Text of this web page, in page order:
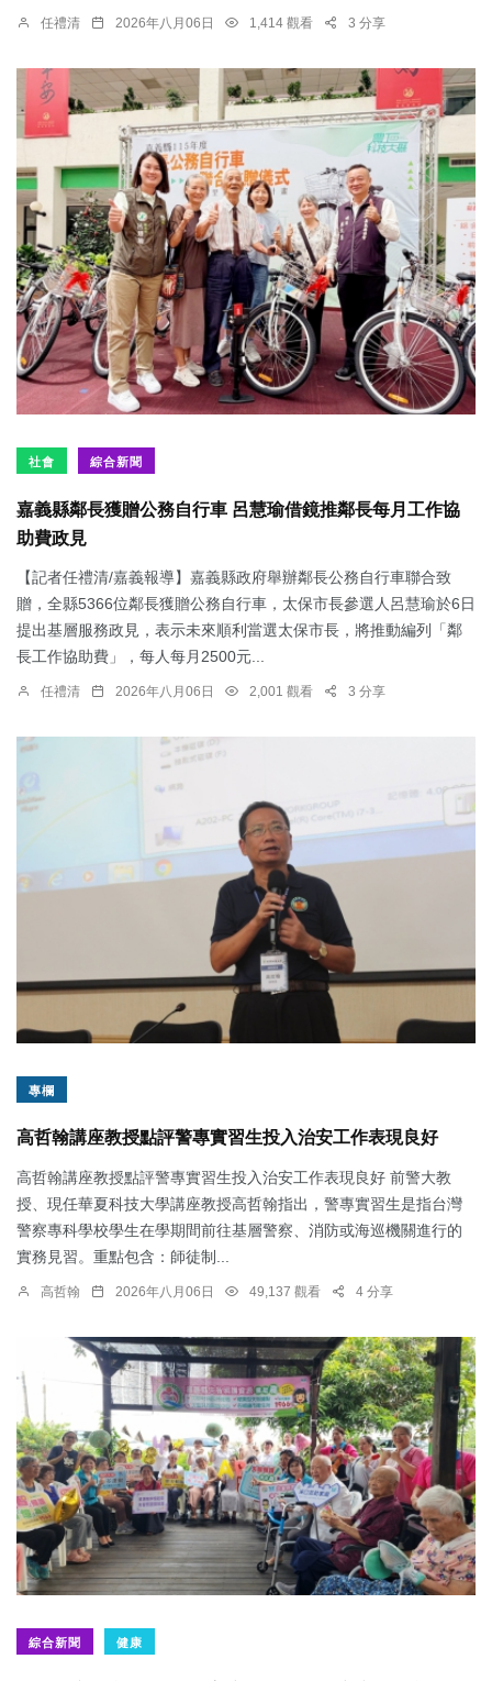
任禮清 2026年八月06日 1,414 觀看 3 分享
社會 綜合新聞
嘉義縣鄰長獲贈公務自行車 呂慧瑜借鏡推鄰長每月工作協
助費政見
【記者任禮清/嘉義報導】嘉義縣政府舉辦鄰長公務自行車聯合致
贈，全縣5366位鄰長獲贈公務自行車，太保市長參選人呂慧瑜於6日
提出基層服務政見，表示未來順利當選太保市長，將推動編列「鄰
長工作協助費」，每人每月2500元...
任禮清 2026年八月06日 2,001 觀看 3 分享
專欄
高哲翰講座教授點評警專實習生投入治安工作表現良好
高哲翰講座教授點評警專實習生投入治安工作表現良好 前警大教
授、現任華夏科技大學講座教授高哲翰指出，警專實習生是指台灣
警察專科學校學生在學期間前往基層警察、消防或海巡機關進行的
實務見習。重點包含：師徒制...
高哲翰 2026年八月06日 49,137 觀看 4 分享
綜合新聞 健康